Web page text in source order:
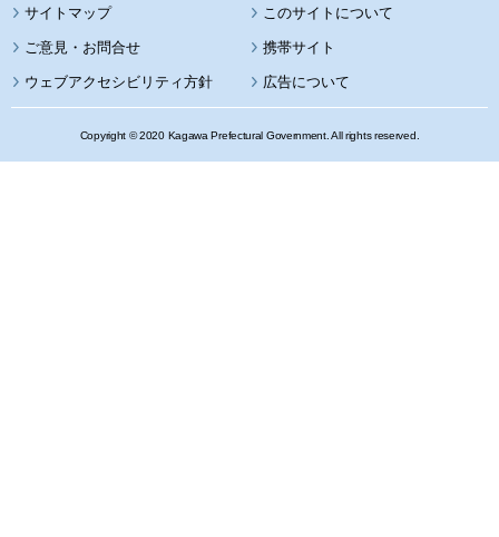
サイトマップ このサイトについて
携帯サイト
ウェブアクセシビリティ方針 広告について
Copyright © 2020 Kagawa Prefectural Government. All rights reserved.